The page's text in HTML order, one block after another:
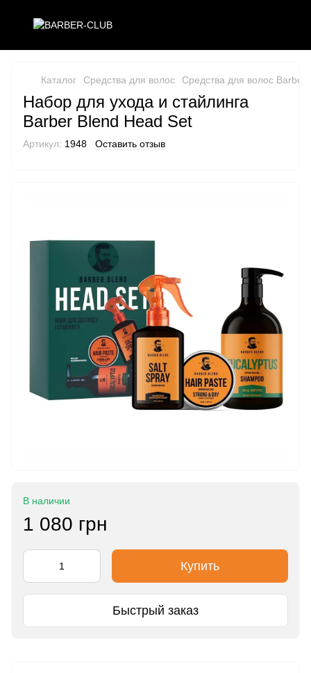
Каталог Средства для волос Средства для волос Barber
Набор для ухода и стайлинга
Barber Blend Head Set
Артикул: 1948 Оставить отзыв
В наличии
1 080 грн
Купить
Быстрый заказ